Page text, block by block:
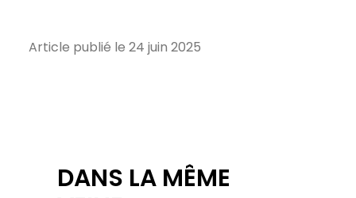
Article publié le 24 juin 2025
DANS LA MÊME